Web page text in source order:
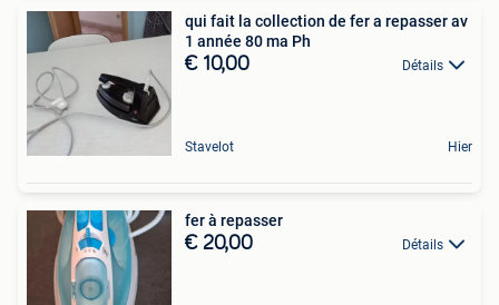
qui fait la collection de fer a repasser av
1 année 80 ma Ph
€ 10,00 Détails
Stavelot Hier
fer à repasser
€ 20,00 Détails